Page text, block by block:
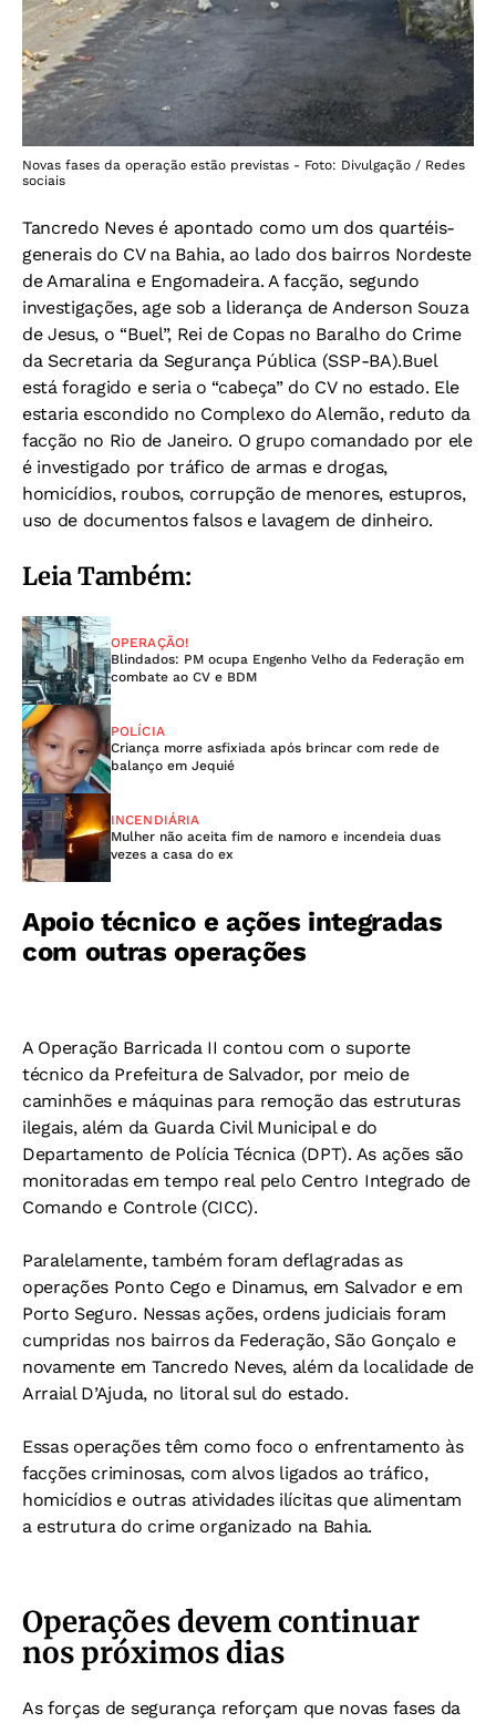
Novas fases da operação estão previstas - Foto: Divulgação / Redes
sociais
Tancredo Neves é apontado como um dos quartéis-
generais do CV na Bahia, ao lado dos bairros Nordeste
de Amaralina e Engomadeira. A facção, segundo
investigações, age sob a liderança de Anderson Souza
de Jesus, o “Buel”, Rei de Copas no Baralho do Crime
da Secretaria da Segurança Pública (SSP-BA).Buel
está foragido e seria o “cabeça” do CV no estado. Ele
estaria escondido no Complexo do Alemão, reduto da
facção no Rio de Janeiro. O grupo comandado por ele
é investigado por tráfico de armas e drogas,
homicídios, roubos, corrupção de menores, estupros,
uso de documentos falsos e lavagem de dinheiro.
Leia Também:
OPERAÇÃO!
Blindados: PM ocupa Engenho Velho da Federação em
combate ao CV e BDM
POLÍCIA
Criança morre asfixiada após brincar com rede de
balanço em Jequié
INCENDIÁRIA
Mulher não aceita fim de namoro e incendeia duas
vezes a casa do ex
Apoio técnico e ações integradas
com outras operações
A Operação Barricada II contou com o suporte
técnico da Prefeitura de Salvador, por meio de
caminhões e máquinas para remoção das estruturas
ilegais, além da Guarda Civil Municipal e do
Departamento de Polícia Técnica (DPT). As ações são
monitoradas em tempo real pelo Centro Integrado de
Comando e Controle (CICC).
Paralelamente, também foram deflagradas as
operações Ponto Cego e Dinamus, em Salvador e em
Porto Seguro. Nessas ações, ordens judiciais foram
cumpridas nos bairros da Federação, São Gonçalo e
novamente em Tancredo Neves, além da localidade de
Arraial D’Ajuda, no litoral sul do estado.
Essas operações têm como foco o enfrentamento às
facções criminosas, com alvos ligados ao tráfico,
homicídios e outras atividades ilícitas que alimentam
a estrutura do crime organizado na Bahia.
Operações devem continuar
nos próximos dias
As forças de segurança reforçam que novas fases da